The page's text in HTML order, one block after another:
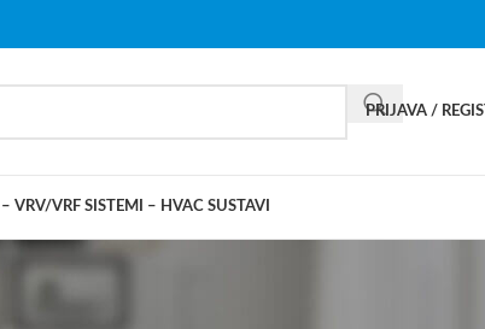
PRIJAVA /
VRF SISTEMI – HVAC SUSTAVI